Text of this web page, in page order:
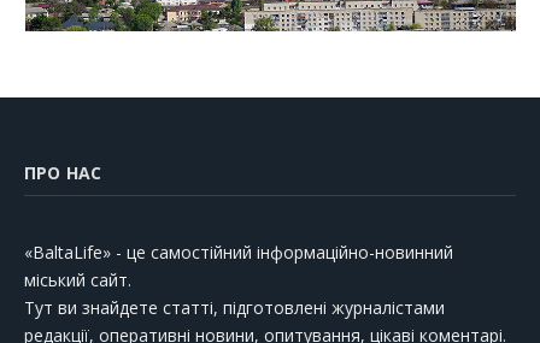
ПРО НАС
«BaltaLife» - це самостійний інформаційно-новинний
міський сайт.
Тут ви знайдете статті, підготовлені журналістами
редакції, оперативні новини, опитування, цікаві коментарі.